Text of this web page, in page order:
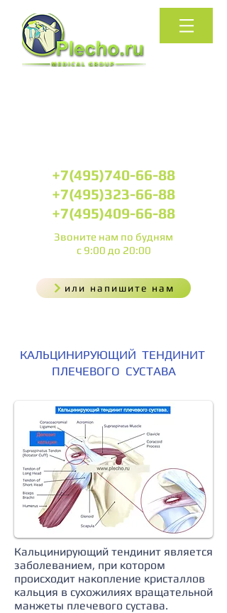
+7(495)740-66-88
+7(495)323-66-88
+7(495)409-66-88
Звоните нам по будням
с 9:00 до 20:00
или напишите нам
КАЛЬЦИНИРУЮЩИЙ ТЕНДИНИТ
ПЛЕЧЕВОГО СУСТАВА
Кальцинирующий тендинит является
заболеванием, при котором
происходит накопление кристаллов
кальция в сухожилиях вращательной
манжеты плечевого сустава.